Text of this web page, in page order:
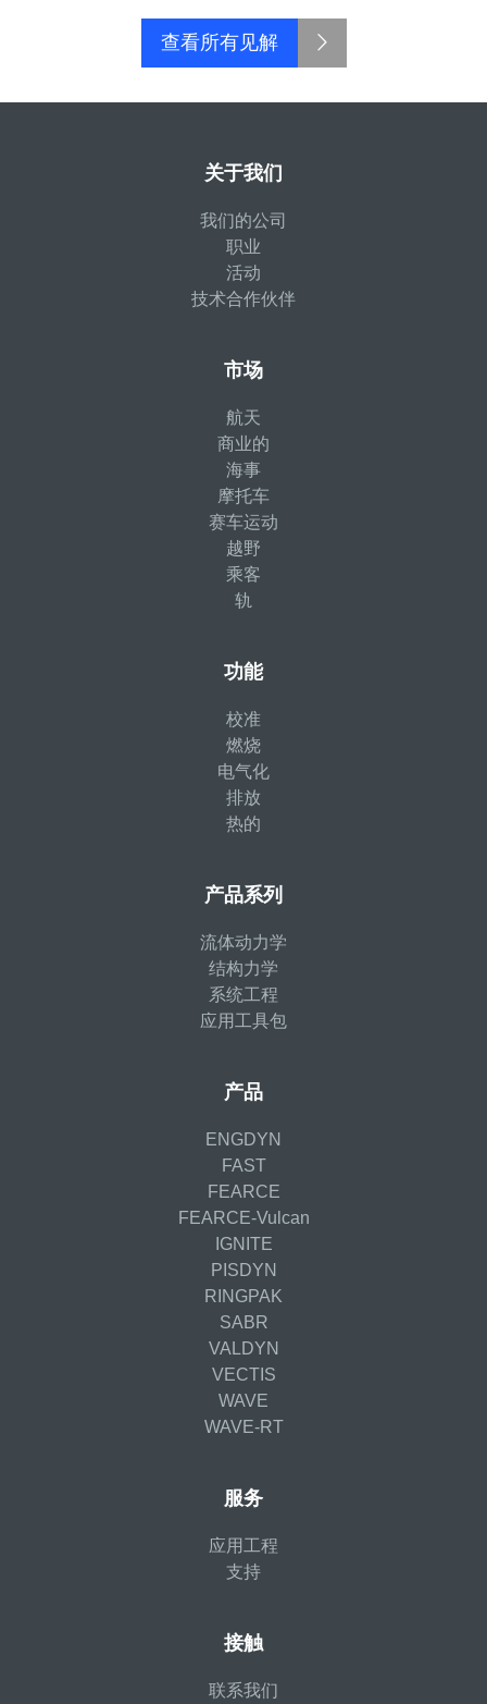
查看所有见解
关于我们
我们的公司
职业
活动
技术合作伙伴
市场
航天
商业的
海事
摩托车
赛车运动
越野
乘客
轨
功能
校准
燃烧
电气化
排放
热的
产品系列
流体动力学
结构力学
系统工程
应用工具包
产品
ENGDYN
FAST
FEARCE
FEARCE-Vulcan
IGNITE
PISDYN
RINGPAK
SABR
VALDYN
VECTIS
WAVE
WAVE-RT
服务
应用工程
支持
接触
联系我们